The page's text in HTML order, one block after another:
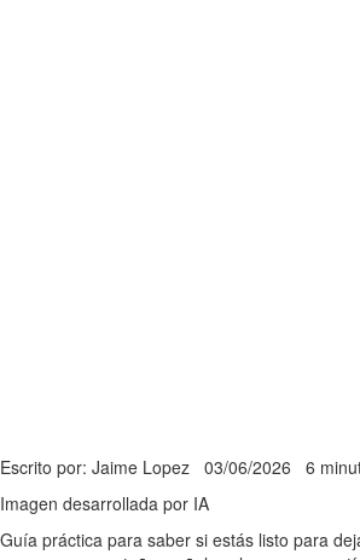
Escrito por: Jaime Lopez 03/06/2026 6
Imagen desarrollada por IA
Guía práctica para saber si estás listo para